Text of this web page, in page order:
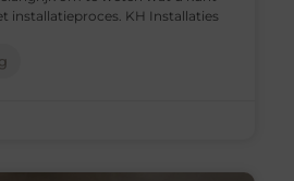
installatieproces. KH Installaties